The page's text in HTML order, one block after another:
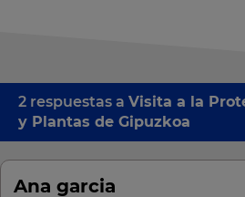
2 respuestas a Visita a la
y Plantas de Gipuzkoa
Ana garcia